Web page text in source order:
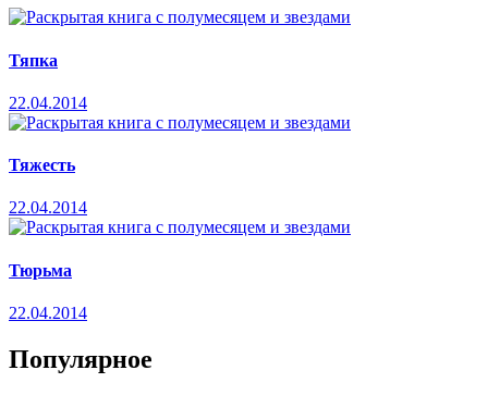
Тяпка
22.04.2014
Тяжесть
22.04.2014
Тюрьма
22.04.2014
Популярное